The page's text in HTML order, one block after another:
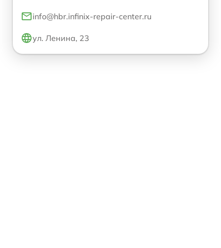
info@hbr.infinix-repair-center.ru
ул. Ленина, 23